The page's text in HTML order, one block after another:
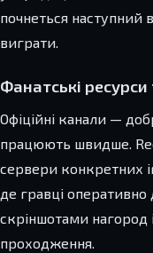
почнеться
виграти.
Фанатські ресурси
Офіційні канали —
працюють швидше.
сервери конкретних
де гравці оперативно
скріншотами нагород
проходження.